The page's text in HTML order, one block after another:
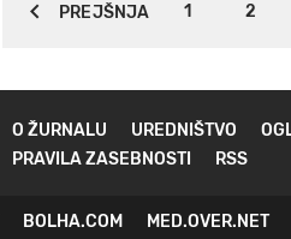
PREJŠNJA 1 2
O ŽURNALU UREDNIŠTVO
PRAVILA ZASEBNOSTI
RSS
BOLHA.COM MED.OVER.NET